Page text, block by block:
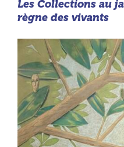
Les Collections au
règne des vivants